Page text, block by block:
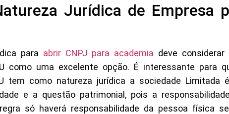
Jurídica de Empresa
para abrir CNPJ para academia deve considerar
como uma excelente opção. É interessante para
tem como natureza jurídica a sociedade Limitada é
e a questão patrimonial, pois a
só haverá responsabilidade da pessoa física se